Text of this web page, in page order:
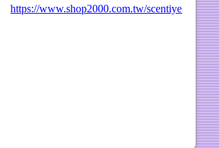
https://www.shop2000.com.tw/scentiye